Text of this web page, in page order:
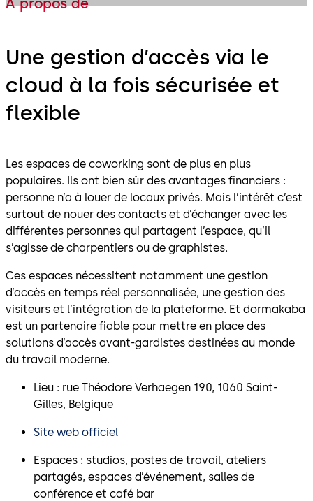
À propos de
Une gestion d’accès via le
cloud à la fois sécurisée et
flexible
Les espaces de coworking sont de plus en plus
populaires. Ils ont bien sûr des avantages financiers :
personne n’a à louer de locaux privés. Mais l’intérêt c’est
surtout de nouer des contacts et d’échanger avec les
différentes personnes qui partagent l’espace, qu’il
s’agisse de charpentiers ou de graphistes.
Ces espaces nécessitent notamment une gestion
d’accès en temps réel personnalisée, une gestion des
visiteurs et l’intégration de la plateforme. Et dormakaba
est un partenaire fiable pour mettre en place des
solutions d’accès avant-gardistes destinées au monde
du travail moderne.
Lieu : rue Théodore Verhaegen 190, 1060 Saint-
Gilles, Belgique
Site web officiel
Espaces : studios, postes de travail, ateliers
partagés, espaces d’événement, salles de
conférence et café bar